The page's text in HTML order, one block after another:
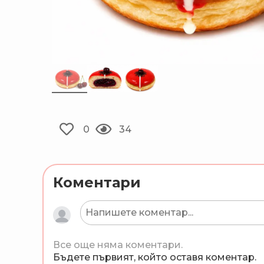
0 34
Коментари
Все още няма коментари.
Бъдете първият, който оставя коментар.